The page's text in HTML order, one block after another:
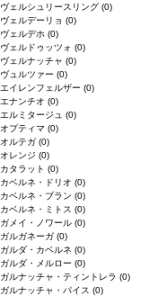
ヴェルシュリースリング (0)
ヴェルデーリョ (0)
ヴェルデホ (0)
ヴェルドゥッツォ (0)
ヴェルナッチャ (0)
ヴュルツァー (0)
エイレンフェルザー (0)
エナンチオ (0)
エルミタージュ (0)
オプティマ (0)
オルテガ (0)
オレンジ (0)
カタラット (0)
カベルネ・ドリオ (0)
カベルネ・ブラン (0)
カベルネ・ミトス (0)
ガメイ・ノワール (0)
ガルガネーガ (0)
ガルダ・カベルネ (0)
ガルダ・メルロー (0)
ガルナッチャ・ティントレラ (0)
ガルナッチャ・パイス (0)